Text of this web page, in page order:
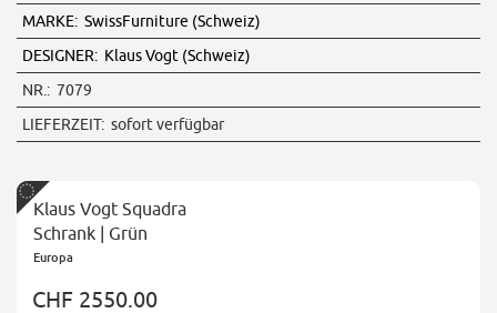
MARKE: SwissFurniture (Schweiz)
DESIGNER: Klaus Vogt (Schweiz)
NR.: 7079
LIEFERZEIT: sofort verfügbar
Klaus Vogt Squadra
Schrank | Grün
Europa
CHF 2550.00